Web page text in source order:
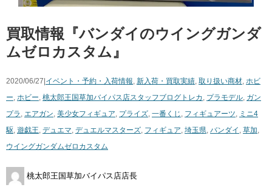
買取情報『バンダイのウイングガンダ
ムゼロカスタム』
2020/06/27|イベント・予約・入荷情報, 新入荷・買取実績, 取り扱い商材, ホビ
ー, ホビー, 桃太郎王国草加バイパス店スタッフブログ トレカ , プラモデル, ガン
プラ , エアガン, 美少女フィギュア, プライズ, 一番くじ , フィギュアーツ, ミニ4
駆, 遊戯王, デュエマ, デュエルマスターズ, フィギュア, 埼玉県, バンダイ , 草加,
ウイングガンダムゼロカスタム
桃太郎王国草加バイパス店店長